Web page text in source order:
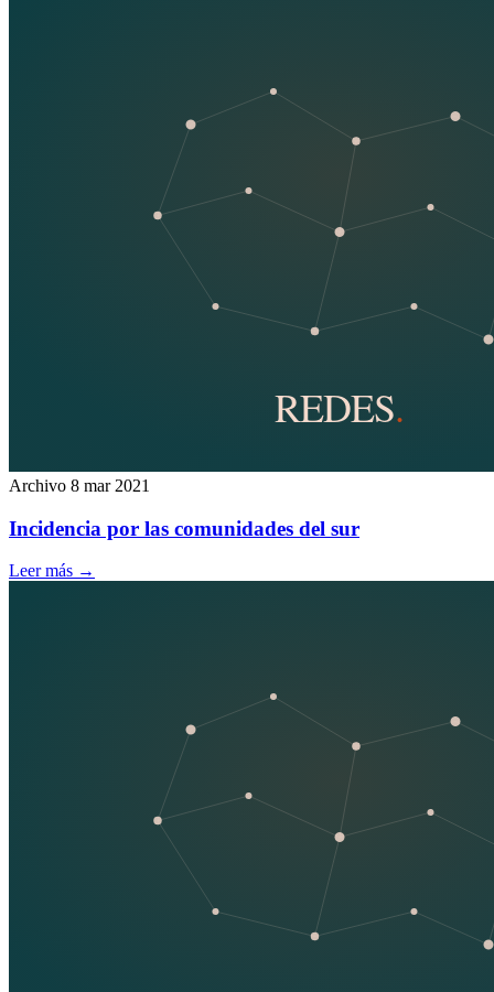
Archivo 8 mar 2021
Incidencia por las comunidades del sur
Leer más →